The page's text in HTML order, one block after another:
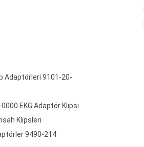
Adaptörleri 9101-20-
EKG Adaptör Klipsi
Klipsleri
9490-214